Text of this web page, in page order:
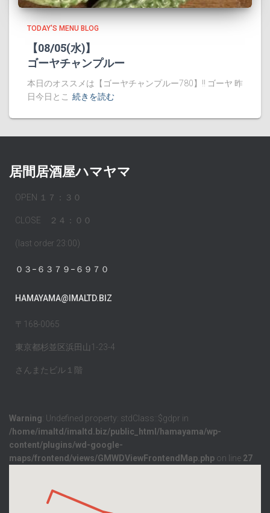
TODAY'S MENU BLOG
【08/05(水)】
ゴーヤチャンプルー
本日のオススメは【ゴーヤチャンプルー780】!! ゴーヤ 昨
日今日とこ 続きを読む
居間居酒屋ハマヤマ
OPEN １７：３０
CLOSE ２４：００
(last order 23:00)
０３−６３７９−６９７０
HAMAYAMA@IMALTD.BIZ
〒168-0065
東京都杉並区浜田山1-23-4
さんまたビル１階
Warning: Undefined property: stdClass::$gdpr in
/home/imaltd/imaltd.biz/public_html/hamayama/wp-
content/plugins/wd-google-
maps/frontend/views/GMWDViewFrontendMap.php on line 27